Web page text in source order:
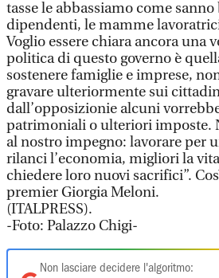
tasse le abbassiamo come
dipendenti, le mamme
Voglio essere chiara ancora una
politica di questo governo è
sostenere famiglie e imprese,
gravare ulteriormente sui
dall’opposizionie alcuni
patrimoniali o ulteriori imposte.
al nostro impegno: lavorare per
rilanci l’economia, migliori la
chiedere loro nuovi sacrifici”.
premier Giorgia Meloni.
(ITALPRESS).
-Foto: Palazzo Chigi-
Non lasciare decidere l'algoritmo: